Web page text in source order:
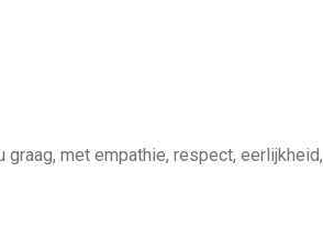
met empathie, respect, eerlijkheid,